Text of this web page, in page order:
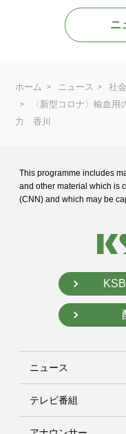
ニ
ホーム ニュース
社会
〈新型コロナ〉輸血
力 香川
This programme includes
and other material which is
(CNN) and which may be
ニュース
テレビ番組